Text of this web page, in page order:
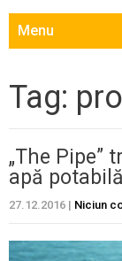
Menu
Tag:
„The Pipe”
apă
27.12.2016 | Niciun